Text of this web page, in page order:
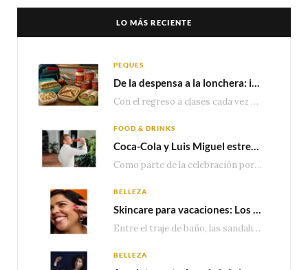
LO MÁS RECIENTE
PEQUES
De la despensa a la lonchera: ideas rápidas para el regreso a clases
Con el regreso a clases cada vez más cerca, las familias comienzan a reorganizar horarios,…
FOOD & DRINKS
Coca-Cola y Luis Miguel estrenan el comercial que celebra 100 años de historia junto a México
Como parte de la celebración por sus primeros 100 años enMéxico, Coca-Cola presenta hoy el…
BELLEZA
Skincare para vacaciones: Los do’s and dont’s para cuidar tu piel
Entre el traje de baño, las sandalias, los lentes de sol y los looks que…
BELLEZA